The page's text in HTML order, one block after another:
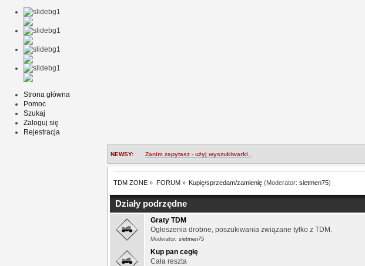
Strona główna
Pomoc
Szukaj
Zaloguj się
Rejestracja
NEWSY: Zanim zapytasz - użyj wyszukiwarki..
TDM ZONE » FORUM» Kupię/sprzedam/zamienię(Moderator: sietmen75)
Działy podrzędne
Graty TDM
Ogłoszenia drobne, poszukiwania związane tylko z TDM.
Moderator: sietmen75
Kup pan cegłę
Cała reszta